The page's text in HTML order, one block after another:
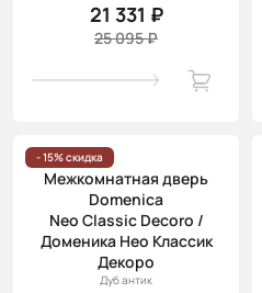
21 331 ₽
25 095 ₽
- 15% скидка
Межкомнатная дверь
Domenica
Neo Classic Decoro /
Доменика Нео Классик
Декоро
Дуб антик